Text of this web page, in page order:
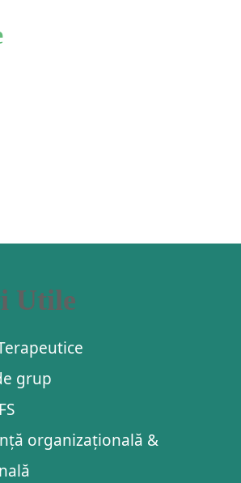
Utile
grup
organizațională &